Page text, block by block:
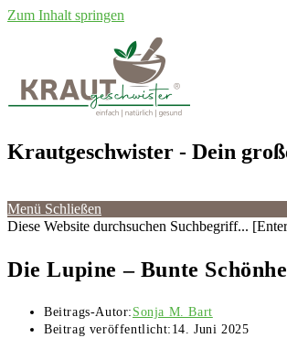
Zum Inhalt springen
Krautgeschwister - Dein
Menü Schließen
Diese Website durchsuchen Suchbegriff...
Die Lupine – Bunte
Beitrags-Autor: Sonja M. Bart
Beitrag veröffentlicht: 14. Juni 2025